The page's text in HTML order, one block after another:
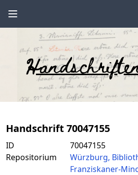
Handschrift 70047155
ID
70047155
Repositorium
Würzburg,
Franziskaner-